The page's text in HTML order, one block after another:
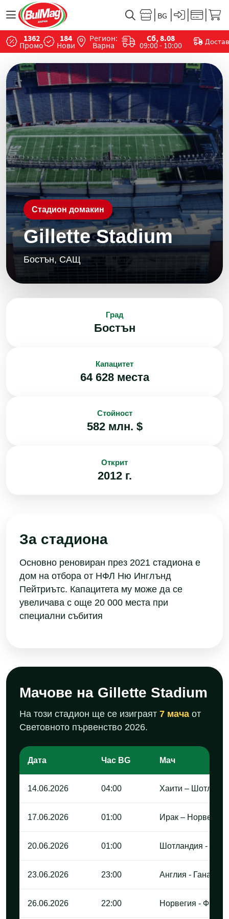
1362
Промо
184
Нови
Регион:
Варна
Сб, 8.08
09:00 - 10:00
Стадион домакин
Gillette Stadium
Бостън, САЩ
Град
Бостън
Капацитет
64 628 места
Стойност
582 млн. $
Открит
2012 г.
За стадиона
Основно реновиран през 2021 стадиона е
дом на отбора от НФЛ Ню Инглънд
Пейтриътс. Капацитета му може да се
увеличава с още 20 000 места при
специални събития
Мачове на Gillette Stadium
На този стадион ще се изиграят 7 мача от
Световното първенство 2026.
Дата Час BG Мач
14.06.2026 04:00 Хаити –
17.06.2026 01:00 Ирак – Норвегия
20.06.2026 01:00 Шотландия -
23.06.2026 23:00 Англия - Гана
26.06.2026 22:00 Норвегия -